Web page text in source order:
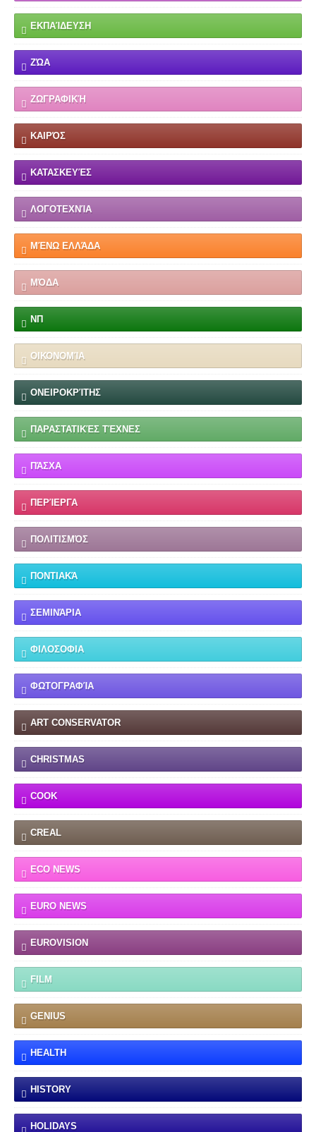
ΕΚΠΑΊΔΕΥΣΗ
ΖΏΑ
ΖΩΓΡΑΦΙΚΉ
ΚΑΙΡΌΣ
ΚΑΤΑΣΚΕΥΈΣ
ΛΟΓΟΤΕΧΝΊΑ
ΜΈΝΩ ΕΛΛΆΔΑ
ΜΌΔΑ
ΝΠ
ΟΙΚΟΝΟΜΊΑ
ΟΝΕΙΡΟΚΡΊΤΗΣ
ΠΑΡΑΣΤΑΤΙΚΈΣ ΤΈΧΝΕΣ
ΠΆΣΧΑ
ΠΕΡΊΕΡΓΑ
ΠΟΛΙΤΙΣΜΌΣ
ΠΟΝΤΙΑΚΆ
ΣΕΜΙΝΆΡΙΑ
ΦΙΛΟΣΟΦΙΑ
ΦΩΤΟΓΡΑΦΊΑ
ART CONSERVATOR
CHRISTMAS
COOK
CREAL
ECO NEWS
EURO NEWS
EUROVISION
FILM
GENIUS
HEALTH
HISTORY
HOLIDAYS